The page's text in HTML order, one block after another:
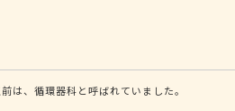
は、循環器科と呼ばれていました。